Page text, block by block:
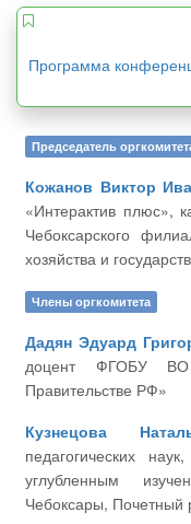
Программа
Председатель
Кожанов Виктор
«Интерактив плюс»,
Чебоксарского
хозяйства и
Члены оргкомитета
Дадян Эдуард
доцент ФГОБУ ВО
Правительстве РФ»
Кузнецова
педагогических
углубленным
Чебоксары, Почетный